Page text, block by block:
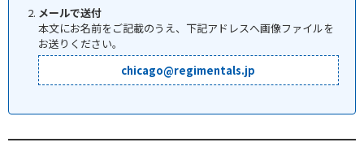
メールで送付
本文にお名前をご記載のうえ、下記アドレスへ画像ファイルを
お送りください。
chicago@regimentals.jp